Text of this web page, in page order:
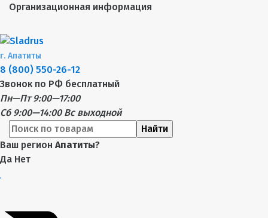
Организационная информация
г. Апатиты
8 (800) 550-26-12
Звонок по РФ бесплатный
Пн—Пт 9:00—17:00
Сб 9:00—14:00 Вс выходной
Найти
Ваш регион Апатиты?
Да Нет